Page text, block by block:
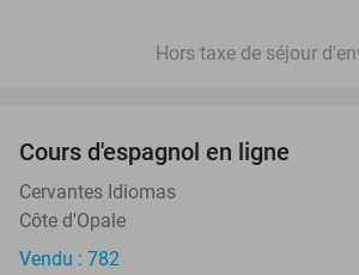
Hors taxe de séjour
Cours d'espagnol en ligne
Cervantes Idiomas
Côte d'Opale
Vendu : 782